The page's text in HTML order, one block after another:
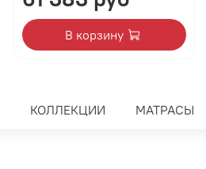
В корзину
КОЛЛЕКЦИИ МАТРАСЫ